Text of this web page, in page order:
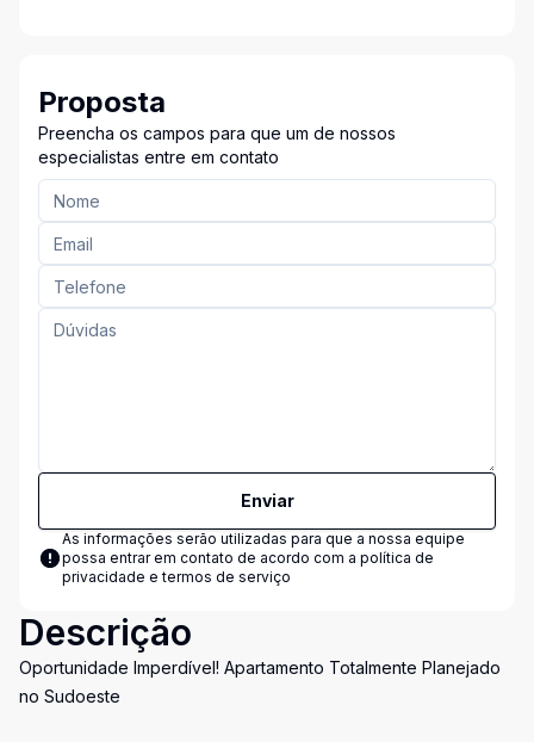
Proposta
Preencha os campos para que um de nossos
especialistas entre em contato
Enviar
As informações serão utilizadas para que a nossa equipe
possa entrar em contato de acordo com a política de
privacidade e termos de serviço
Descrição
Oportunidade Imperdível! Apartamento Totalmente Planejado
no Sudoeste